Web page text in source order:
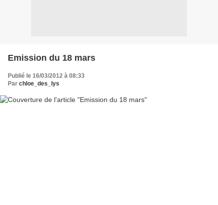
Emission du 18 mars
Publié le 16/03/2012 à 08:33
Par chloe_des_lys